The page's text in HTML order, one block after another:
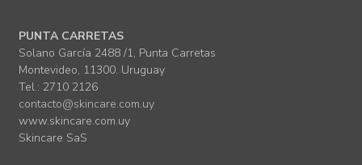
PUNTA CARRETAS
Solano García 2488 /1, Punta Carretas
Montevideo, 11300. Uruguay
Tel.: 2710 2126
contacto@skincare.com.uy
www.skincare.com.uy
Skincare SaS